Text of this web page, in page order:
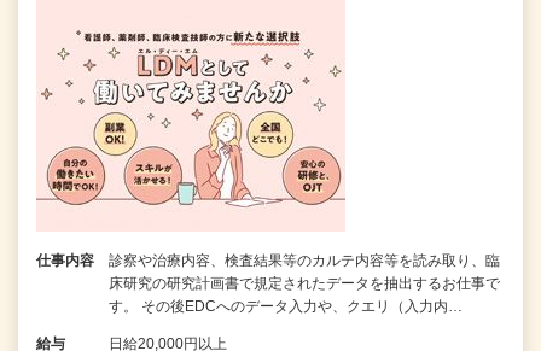
仕事内容
診察や治療内容、検査結果等のカルテ内容等を読み取り、臨
床研究の研究計画書で規定されたデータを抽出するお仕事で
す。 その後EDCへのデータ入力や、クエリ（入力内…
給与 日給20,000円以上